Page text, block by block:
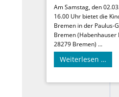
Am Samstag, den
16.00 Uhr bietet die
Bremen in der Paulus-
Bremen (Habenhauser
28279 Bremen) ...
Weiterlesen …